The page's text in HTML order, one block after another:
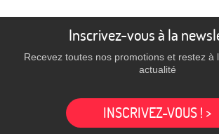
Inscrivez-vous à la
Recevez toutes nos promotions et restez à
actualité
INSCRIVEZ-VOUS ! >